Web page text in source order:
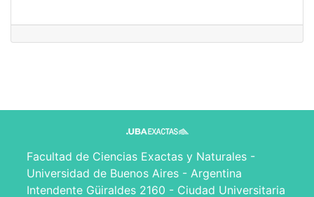
Facultad de Ciencias Exactas y Naturales -
Universidad de Buenos Aires - Argentina
Intendente Güiraldes 2160 - Ciudad Universitaria